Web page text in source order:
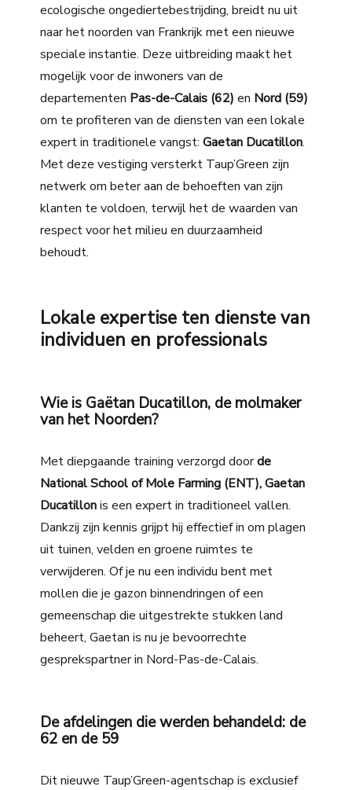
ecologische ongediertebestrijding, breidt nu uit
naar het noorden van Frankrijk met een nieuwe
speciale instantie. Deze uitbreiding maakt het
mogelijk voor de inwoners van de
departementen Pas-de-Calais (62) en Nord (59)
om te profiteren van de diensten van een lokale
expert in traditionele vangst:Gaetan Ducatillon.
Met deze vestiging versterkt Taup’Green zijn
netwerk om beter aan de behoeften van zijn
klanten te voldoen, terwijl het de waarden van
respect voor het milieu en duurzaamheid
behoudt.
Lokale expertise ten dienste van
individuen en professionals
Wie is Gaëtan Ducatillon, de molmaker
van het Noorden?
Met diepgaande training verzorgd doorde
National School of Mole Farming (ENT),Gaetan
Ducatillonis een expert in traditioneel vallen.
Dankzij zijn kennis grijpt hij effectief in om plagen
uit tuinen, velden en groene ruimtes te
verwijderen. Of je nu een individu bent met
mollen die je gazon binnendringen of een
gemeenschap die uitgestrekte stukken land
beheert, Gaetan is nu je bevoorrechte
gesprekspartner in Nord-Pas-de-Calais.
De afdelingen die werden behandeld: de
62 en de 59
Dit nieuwe Taup’Green-agentschap is exclusief